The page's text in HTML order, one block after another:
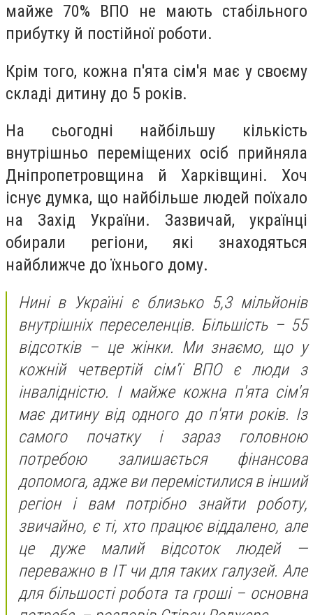
майже 70% ВПО не мають стабільного
прибутку й постійної роботи.
Крім того, кожна п'ята сім'я має у своєму
складі дитину до 5 років.
На сьогодні найбільшу кількість
внутрішньо переміщених осіб прийняла
Дніпропетровщина й Харківщині. Хоч
існує думка, що найбільше людей поїхало
на Захід України. Зазвичай, українці
обирали регіони, які знаходяться
найближче до їхнього дому.
Нині в Україні є близько 5,3 мільйонів
внутрішніх переселенців. Більшість – 55
відсотків – це жінки. Ми знаємо, що у
кожній четвертій сім'ї ВПО є люди з
інвалідністю. І майже кожна п'ята сім'я
має дитину від одного до п'яти років. Із
самого початку і зараз головною
потребою залишається фінансова
допомога, адже ви перемістилися в інший
регіон і вам потрібно знайти роботу,
звичайно, є ті, хто працює віддалено, але
це дуже малий відсоток людей —
переважно в ІТ чи для таких галузей. Але
для більшості робота та гроші – основна